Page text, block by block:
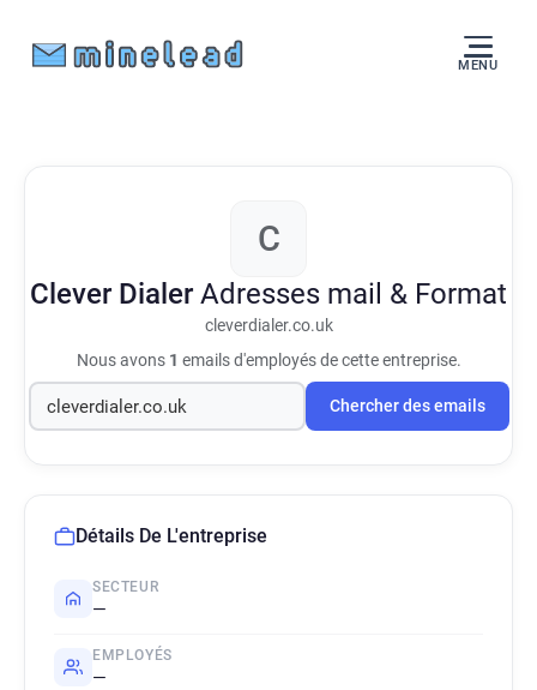
MENU
C
Clever Dialer Adresses mail & Format
cleverdialer.co.uk
Nous avons 1 emails d'employés de cette entreprise.
Chercher des emails
Détails De L'entreprise
SECTEUR
—
EMPLOYÉS
—